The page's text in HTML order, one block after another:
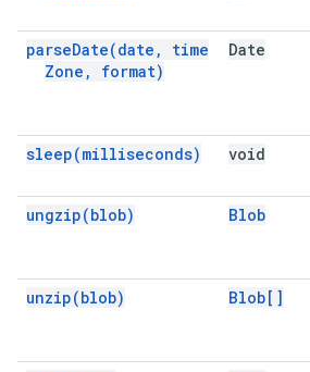
parseDate(date ,
time
Zone , format)
Date
sleep(milliseconds) void
ungzip(blob) Blob
unzip(blob) Blob[]